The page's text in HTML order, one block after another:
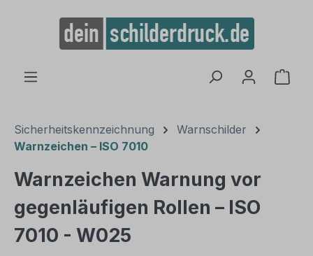
springen
Sicherheitskennzeichnung
Warnschilder
Warnzeichen – ISO 7010
Warnzeichen Warnung vor
gegenläufigen Rollen – ISO
7010 - W025